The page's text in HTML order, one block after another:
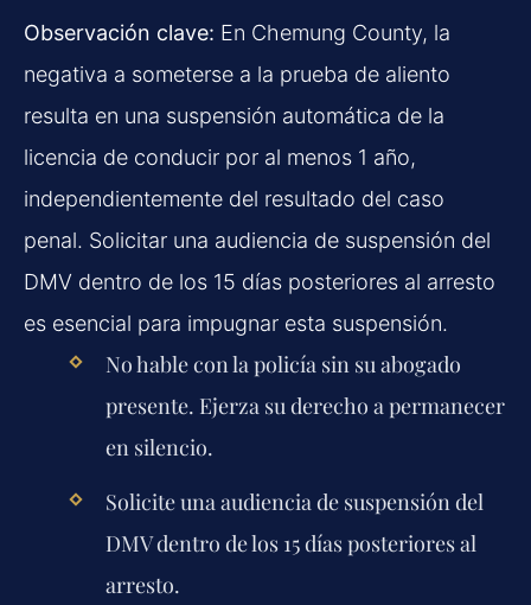
Observación clave: En Chemung County, la
negativa a someterse a la prueba de aliento
resulta en una suspensión automática de la
licencia de conducir por al menos 1 año,
independientemente del resultado del caso
penal. Solicitar una audiencia de suspensión del
DMV dentro de los 15 días posteriores al arresto
es esencial para impugnar esta suspensión.
No hable con la policía sin su abogado
presente. Ejerza su derecho a permanecer
en silencio.
Solicite una audiencia de suspensión del
DMV dentro de los 15 días posteriores al
arresto.